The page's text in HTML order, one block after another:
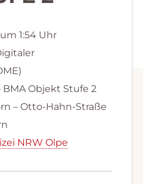
1:54 Uhr
BMA Objekt Stufe 2
– Otto-Hahn-Straße
NRW Olpe